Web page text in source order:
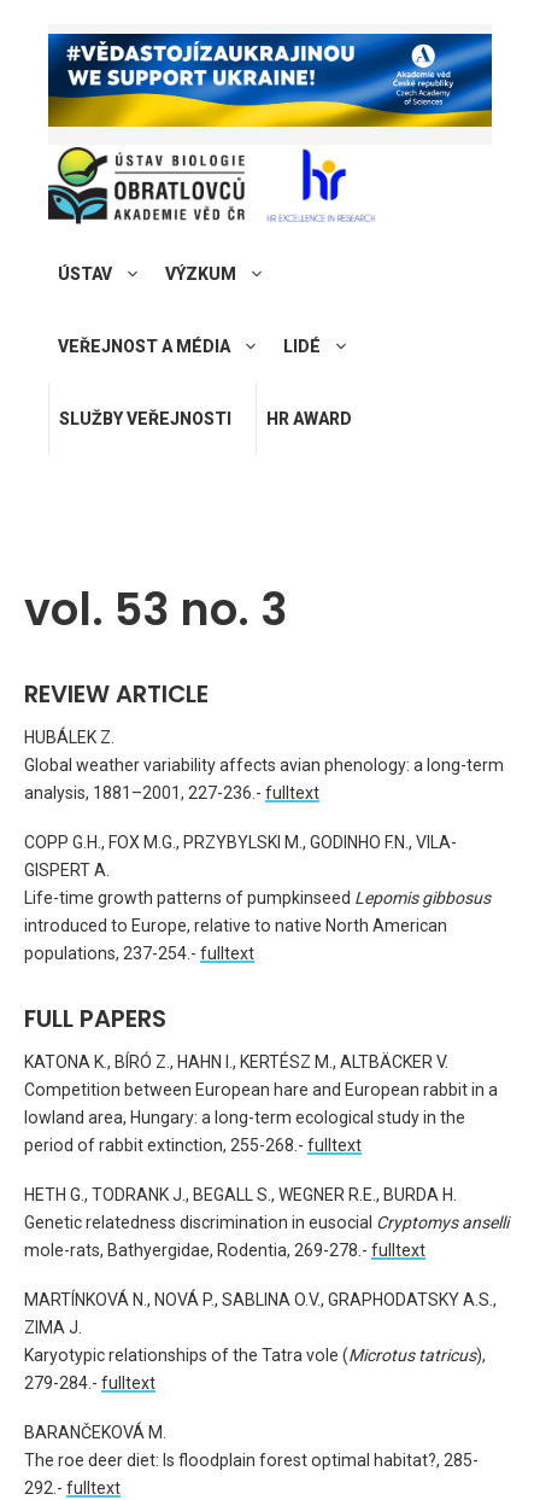
ÚSTAV VÝZKUM
VEŘEJNOST A MÉDIA LIDÉ
SLUŽBY VEŘEJNOSTI HR AWARD
vol. 53 no. 3
REVIEW ARTICLE
HUBÁLEK Z.
Global weather variability affects avian phenology: a long-term
analysis, 1881–2001, 227-236.- fulltext
COPP G.H., FOX M.G., PRZYBYLSKI M., GODINHO F.N., VILA-
GISPERT A.
Life-time growth patterns of pumpkinseed Lepomis gibbosus
introduced to Europe, relative to native North American
populations, 237-254.- fulltext
FULL PAPERS
KATONA K., BÍRÓ Z., HAHN I., KERTÉSZ M., ALTBÄCKER V.
Competition between European hare and European rabbit in a
lowland area, Hungary: a long-term ecological study in the
period of rabbit extinction, 255-268.- fulltext
HETH G., TODRANK J., BEGALL S., WEGNER R.E., BURDA H.
Genetic relatedness discrimination in eusocial Cryptomys anselli
mole-rats, Bathyergidae, Rodentia, 269-278.- fulltext
MARTÍNKOVÁ N., NOVÁ P., SABLINA O.V., GRAPHODATSKY A.S.,
ZIMA J.
Karyotypic relationships of the Tatra vole (Microtus tatricus),
279-284.- fulltext
BARANČEKOVÁ M.
The roe deer diet: Is floodplain forest optimal habitat?, 285-
292.- fulltext